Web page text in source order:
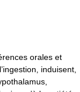
orales et
induisent,